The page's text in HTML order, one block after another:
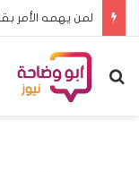
بحث عن